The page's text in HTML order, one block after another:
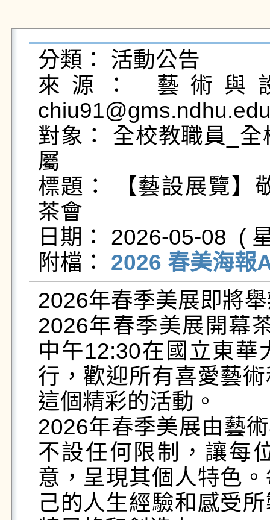
分類： 活動公告
來源： 藝術
對象： 全校教職員_
屬
標題： 【藝設展覽】
茶會
日期： 2026-05-08  (
附檔： 2026 春美海報
2026年春季美展即將
2026年春季美展開幕
中午12:30在國立東
行，歡迎所有喜愛藝
這個精彩的活動。
2026年春季美展由藝
不設任何限制，讓每
意，呈現其個人特色
己的人生經驗和感受